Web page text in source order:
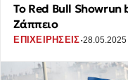
To Red Bull Showrun
Ζάππειο
ΕΠΙΧΕΙΡΗΣΕΙΣ·28.05.2025